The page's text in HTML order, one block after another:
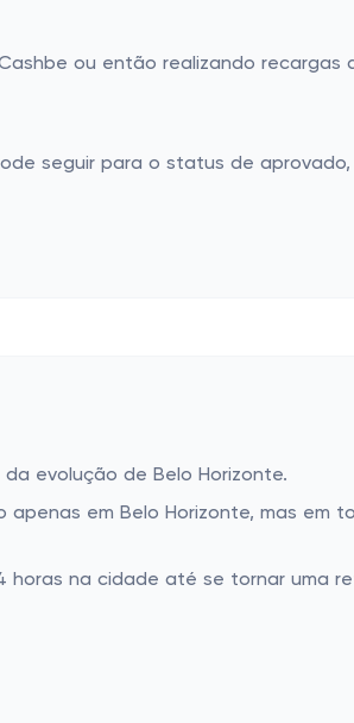
ou então realizando recargas
seguir para o status de
evolução de Belo Horizonte.
apenas em Belo Horizonte, mas em
horas na cidade até se tornar uma